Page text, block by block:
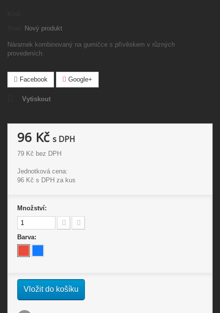
Nový produkt
Náramek kombinovaný na gumičce s přívěskem v různých
provedeních.
Facebook Google+
Vytiskout
96 Kč s DPH
79 Kč bez DPH
Jednotková cena:
96 Kč s DPH za kus
Množství:
Barva:
Vložit do košíku